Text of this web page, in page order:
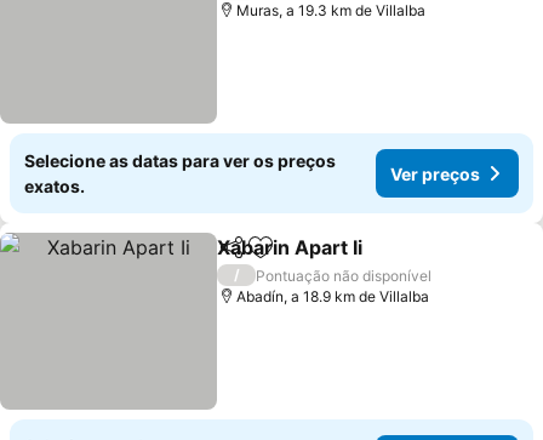
Muras, a 19.3 km de Villalba
Selecione as datas para ver os preços
exatos.
Ver preços
PartilharAdicionar aos favoritos
Xabarin Apart Ii
/
Pontuação não disponível
Abadín, a 18.9 km de Villalba